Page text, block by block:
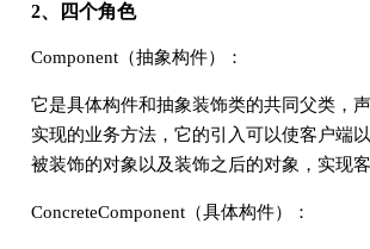
2、四个角色
Component（抽象构件）：
它是具体构件和抽象装饰类的共同父类，
实现的业务方法，它的引入可以使客户端
被装饰的对象以及装饰之后的对象，实现
ConcreteComponent（具体构件）：